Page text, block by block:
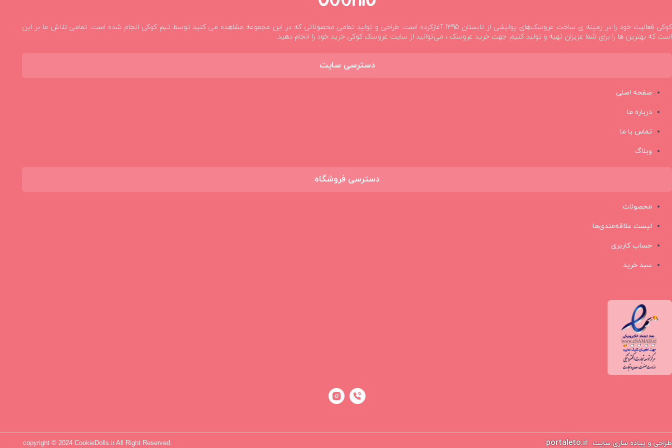
کوکی فعالیت خود را در زمینه ی ساخت عروسک‌های پولیشی از تابستان 1395 آغازکرده است. طراحی و تولید تمامی محصولاتی که در این مجموعه مشاهده می کنید توسط تیم کوکی انجام شده است. تمامی تلاش ما بر این
است که بهترین ها را برای شما عزیزان تهیه و تولید کنیم. جهت خرید عروسک ، می‌توانید از سایت عروسک کوکی خرید خود را انجام دهید.
دسترسی سایت
صفحه اصلی
درباره ما
تماس با ما
وبلاگ
دسترسی فروشگاه
محصولات
لیست علاقه‌مندی‌ها
حساب کاربری
سبد خرید
طراحی و پیاده سازی سایت portaleto.ir
copyright © 2024 CookieDolls.ir All Right Reserved.